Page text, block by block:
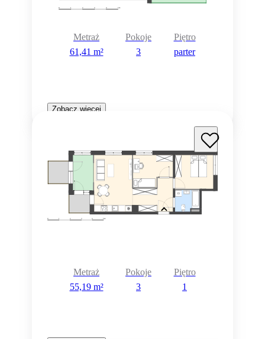
Metraż
61,41 m²
Pokoje
3
Piętro
parter
Zobacz więcej
Metraż
55,19 m²
Pokoje
3
Piętro
1